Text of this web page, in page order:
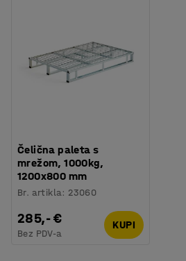
Čelična paleta s
mrežom, 1000kg,
1200x800 mm
Br. artikla: 23060
285,- €
Bez PDV-a
KUPI